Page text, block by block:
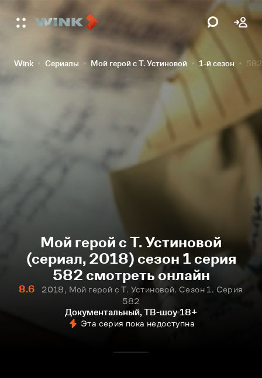
Wink Сериалы Мой герой с Т. Устиновой 1-й сезон
Мой герой с Т. Устиновой
(сериал, 2018) сезон 1 серия
582 смотреть онлайн
8.6
2018, Мой герой с Т. Устиновой. Сезон 1. Серия
582
Документальный, ТВ-шоу 18+
Эта серия пока недоступна